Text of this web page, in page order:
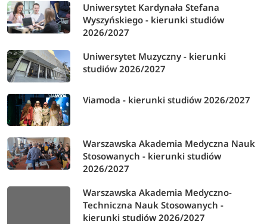
Uniwersytet Kardynała Stefana
Wyszyńskiego - kierunki studiów
2026/2027
Uniwersytet Muzyczny - kierunki
studiów 2026/2027
Viamoda - kierunki studiów 2026/2027
Warszawska Akademia Medyczna Nauk
Stosowanych - kierunki studiów
2026/2027
Warszawska Akademia Medyczno-
Techniczna Nauk Stosowanych -
kierunki studiów 2026/2027